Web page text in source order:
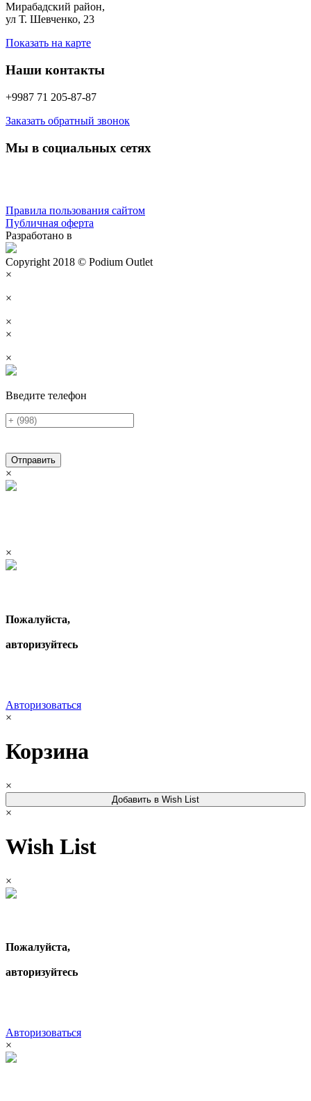
Мирабадский район,
ул Т. Шевченко, 23
Показать на карте
Наши контакты
+9987 71 205-87-87
Заказать обратный звонок
Мы в социальных сетях
Правила пользования сайтом
Публичная оферта
Разработано в
Copyright 2018 © Podium Outlet
×
×
×
×
×
Введите телефон
Отправить
×
×
Пожалуйста,
авторизуйтесь
Авторизоваться
×
Корзина
×
Добавить в Wish List
×
Wish List
×
Пожалуйста,
авторизуйтесь
Авторизоваться
×